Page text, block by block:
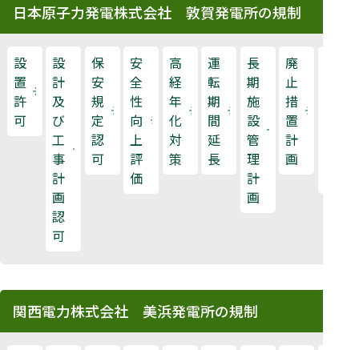
日本原子力発電株式会社 敦賀発電所の規制
設
置
許
可
設
計
及
び
工
事
計
画
認
可
保
安
規
定
認
可
安
全
性
向
上
評
価
高
経
年
化
対
策
運
転
期
間
延
長
長
期
施
設
管
理
計
画
廃
止
措
置
計
画
関西電力株式会社 美浜発電所の規制